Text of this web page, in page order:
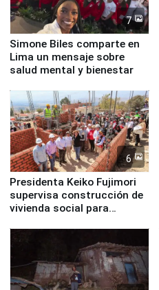
7
Simone Biles comparte en
Lima un mensaje sobre
salud mental y bienestar
6
Presidenta Keiko Fujimori
supervisa construcción de
vivienda social para